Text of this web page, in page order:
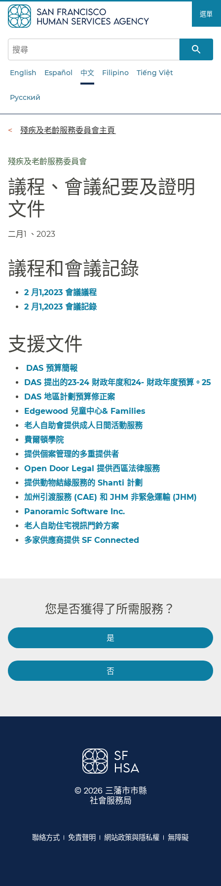
至
主
要
選單​​
English Español 中文 Filipino Tiếng Việt
Русский
導
列​​
殘疾及老齡服務委員會主頁​​
殘疾及老齡服務委員會
議程、會議紀要及證明
文件​​
二月1 、2023​​
議程和會議記錄​​
2 月1,2023 會議議程​​
2 月1,2023 會議記錄​​
支援文件​​
DAS 預算簡報​​
DAS 提出的23-24 財政年度和24- 財政年度預算。25​​
DAS 地區計劃預算修正案​​
Edgewood 兒童中心& Families​​
老人自助會提供成人日間活動服務​​
費爾頓學院​​
提供個案管理的多重提供者​​
Open Door Legal 提供西區法律服務​​
提供動物結緣服務的 Shanti 計劃
加州引渡服務 (CAE) 和 JHM 非緊急運輸 (JHM)​​
Panoramic Software Inc.​​
老人自助住宅視訊門鈴方案​​
多家供應商提供 SF Connected​​
您是否獲得了所需服務？​​
是​​
否​​
© 2026 三藩市市縣
社會服務局
聯絡方式​​ 免責聲明​​ 網站政策與隱私權​​ 無障礙​​